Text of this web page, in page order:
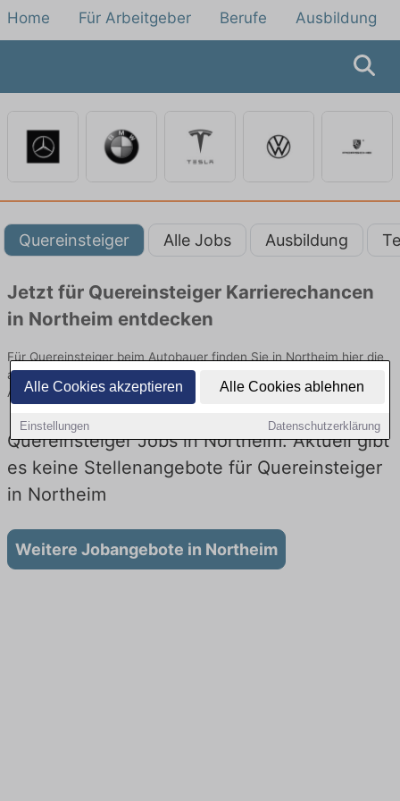
Alle Cookies akzeptieren Alle Cookies ablehnen
Einstellungen Datenschutzerklärung
Home Für Arbeitgeber Berufe Ausbildung
Quereinsteiger Alle Jobs Ausbildung
Jetzt für Quereinsteiger Karrierechancen
in Northeim entdecken
Für Quereinsteiger beim Autobauer finden Sie in Northeim hier die
aktuellsten Angebote. Entdecken Sie freie Optionen von Top-
Arbeitgebern und bewerben Sie sich noch heute.
Quereinsteiger Jobs in Northeim: Aktuell gibt
es keine Stellenangebote für Quereinsteiger
in Northeim
Weitere Jobangebote in Northeim